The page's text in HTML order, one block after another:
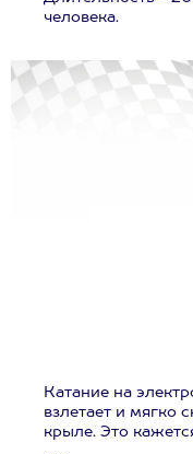
человека.
Катание на
взлетает и мягко
крыле. Это